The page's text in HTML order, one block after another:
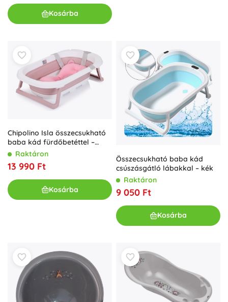
Kosárba
Chipolino Isla összecsukható
baba kád fürdőbetéttel –
Rózsaszín
Raktáron
13 990 Ft
Kosárba
Összecsukható baba kád
csúszásgátló lábakkal – kék
Raktáron
9 050 Ft
Kosárba